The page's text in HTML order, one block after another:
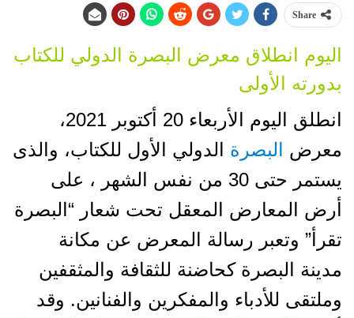
Share
اليوم انطلاق معرض البصرة الدولي للكتاب
بدورته الأولى
انطلق اليوم الأربعاء 20 أكتوبر 2021،
معرض
البصرة الدولي الأول للكتاب، والذى
يستمر حتى 30 من نفس الشهر ، على
أرض المعارض المعقل تحت شعار “البصرة
تقرأ” وتعبر رسالة المعرض عن مكانة
مدينة البصرة كحاضنة للثقافة والمثقفين
وملتقى للأدباء والمفكرين والفنانين. وقد